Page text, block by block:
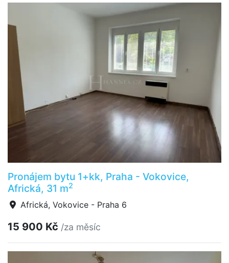
Pronájem bytu 1+kk, Praha - Vokovice,
Africká, 31 m2
Africká, Vokovice - Praha 6
15 900 Kč /za měsíc